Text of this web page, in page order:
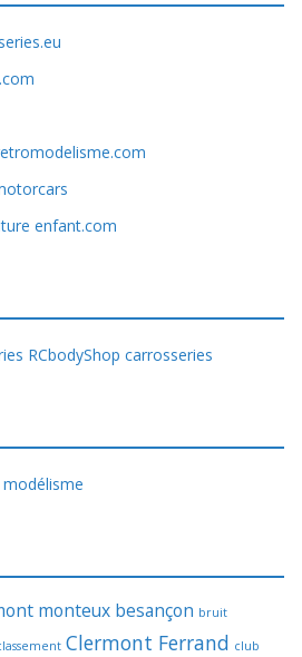
enfant.com
RCbodyShop carrosseries
modélisme
monteux besançon bruit
Clermont Ferrand club